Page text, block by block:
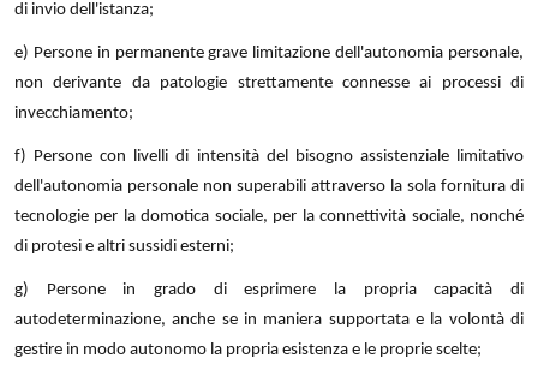
di invio dell'istanza;
e) Persone in permanente grave limitazione dell'autonomia personale,
non derivante da patologie strettamente connesse ai processi di
invecchiamento;
f) Persone con livelli di intensità del bisogno assistenziale limitativo
dell'autonomia personale non superabili attraverso la sola fornitura di
tecnologie per la domotica sociale, per la connettività sociale, nonché
di protesi e altri sussidi esterni;
g) Persone in grado di esprimere la propria capacità di
autodeterminazione, anche se in maniera supportata e la volontà di
gestire in modo autonomo la propria esistenza e le proprie scelte;